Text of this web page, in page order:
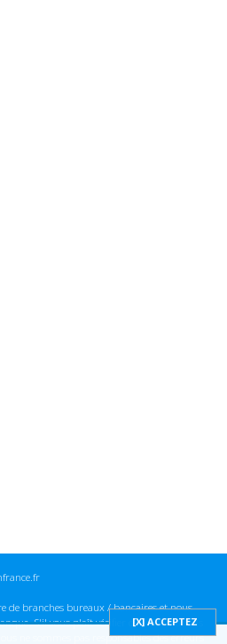
de branches bureaux / bancaires et nous
S'il vous plaît vérifier ces informations
ne sommes pas responsables des erreurs